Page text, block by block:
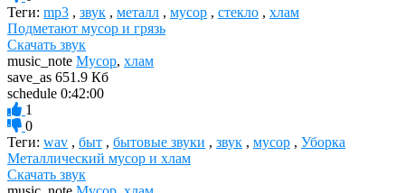
Теги: mp3 , звук , металл , мусор , стекло , хлам
Подметают мусор и грязь
Скачать звук
music_note Мусор, хлам
save_as 651.9 Кб
schedule 0:42:00
1
0
Теги: wav , быт , бытовые звуки , звук , мусор , Уборка
Металлический мусор и хлам
Скачать звук